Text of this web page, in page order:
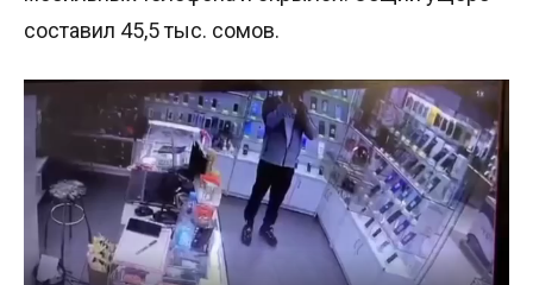
составил 45,5 тыс. сомов.